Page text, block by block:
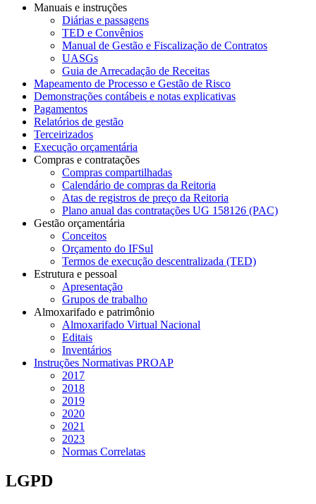
Manuais e instruções
Diárias e passagens
TED e Convênios
Manual de Gestão e Fiscalização de Contratos
UASGs
Guia de Arrecadação de Receitas
Mapeamento de Processo e Gestão de Risco
Demonstrações contábeis e notas explicativas
Pagamentos
Relatórios de gestão
Terceirizados
Execução orçamentária
Compras e contratações
Compras compartilhadas
Calendário de compras da Reitoria
Atas de registros de preço da Reitoria
Plano anual das contratações UG 158126 (PAC)
Gestão orçamentária
Conceitos
Orçamento do IFSul
Termos de execução descentralizada (TED)
Estrutura e pessoal
Apresentação
Grupos de trabalho
Almoxarifado e patrimônio
Almoxarifado Virtual Nacional
Editais
Inventários
Instruções Normativas PROAP
2017
2018
2019
2020
2021
2023
Normas Correlatas
LGPD